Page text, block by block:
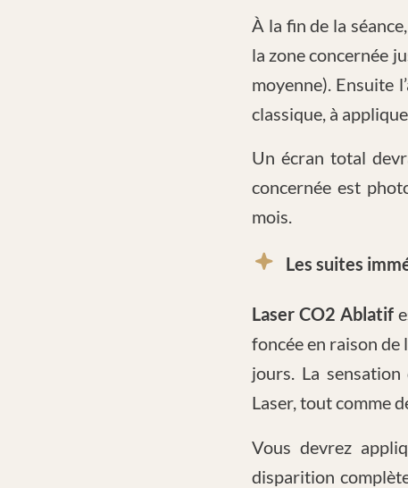
À la fin de la
la zone concernée
moyenne). Ensuite
classique, à
Un écran total
concernée est
mois.
Les suites
Laser CO2 Ablatif
foncée en raison
jours. La
Laser, tout comme
Vous devrez
disparition